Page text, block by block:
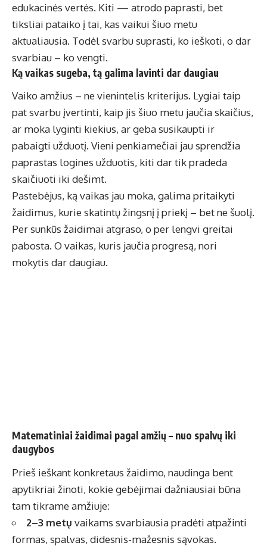
edukacinės vertės. Kiti — atrodo paprasti, bet
tiksliai pataiko į tai, kas vaikui šiuo metu
aktualiausia. Todėl svarbu suprasti, ko ieškoti, o dar
svarbiau – ko vengti.
Ką vaikas sugeba, tą galima lavinti dar daugiau
Vaiko amžius – ne vienintelis kriterijus. Lygiai taip
pat svarbu įvertinti, kaip jis šiuo metu jaučia skaičius,
ar moka lyginti kiekius, ar geba susikaupti ir
pabaigti užduotį. Vieni penkiamečiai jau sprendžia
paprastas logines užduotis, kiti dar tik pradeda
skaičiuoti iki dešimt.
Pastebėjus, ką vaikas jau moka, galima pritaikyti
žaidimus, kurie skatintų žingsnį į priekį – bet ne šuolį.
Per sunkūs žaidimai atgraso, o per lengvi greitai
pabosta. O vaikas, kuris jaučia progresą, nori
mokytis dar daugiau.
Matematiniai žaidimai pagal amžių – nuo spalvų iki
daugybos
Prieš ieškant konkretaus žaidimo, naudinga bent
apytikriai žinoti, kokie gebėjimai dažniausiai būna
tam tikrame amžiuje:
2–3 metų vaikams svarbiausia pradėti atpažinti
formas, spalvas, didesnis-mažesnis sąvokas.